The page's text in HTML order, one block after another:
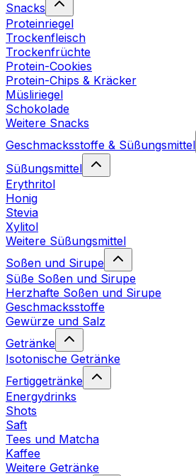
Snacks
Proteinriegel
Trockenfleisch
Trockenfrüchte
Protein-Cookies
Protein-Chips & Kräcker
Müsliriegel
Schokolade
Weitere Snacks
Geschmacksstoffe & Süßungsmittel
Süßungsmittel
Erythritol
Honig
Stevia
Xylitol
Weitere Süßungsmittel
Soßen und Sirupe
Süße Soßen und Sirupe
Herzhafte Soßen und Sirupe
Geschmacksstoffe
Gewürze und Salz
Getränke
Isotonische Getränke
Fertiggetränke
Energydrinks
Shots
Saft
Tees und Matcha
Kaffee
Weitere Getränke